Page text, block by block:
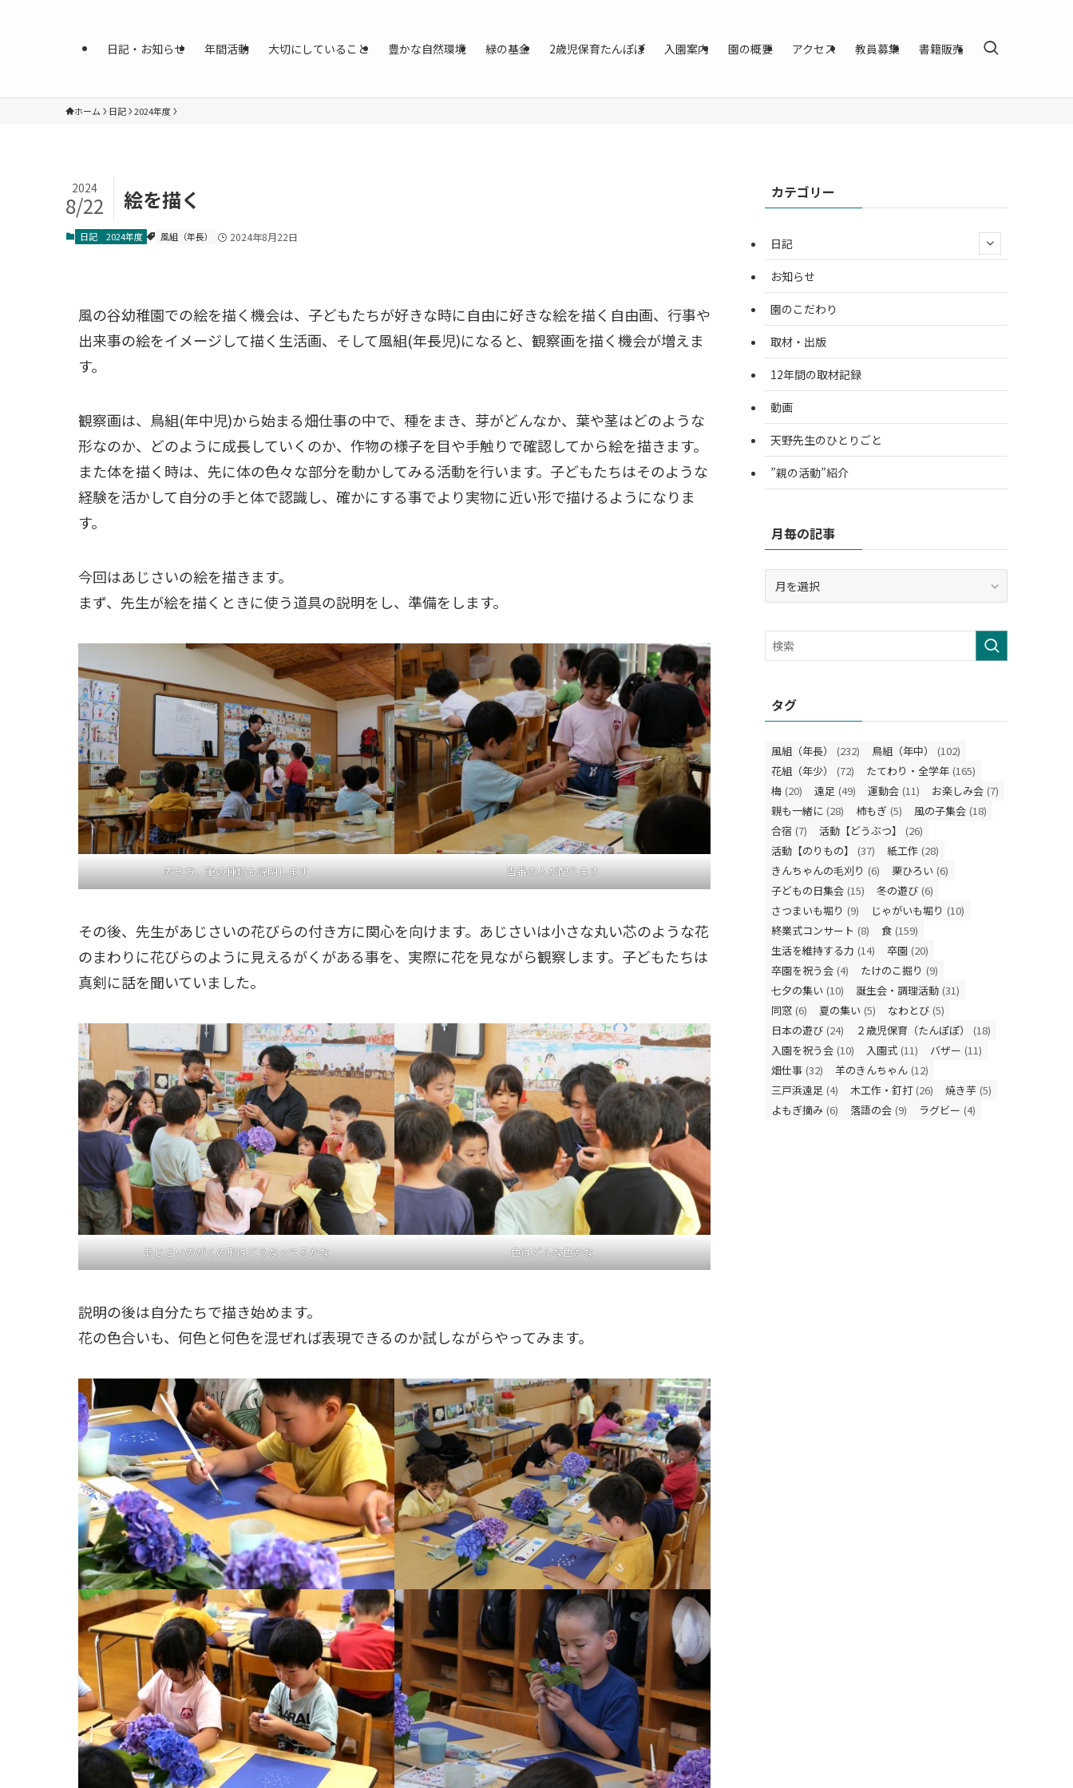
日記・お知らせ 年間活動 大切にしていること 豊かな自然環境 緑の基金 2歳児保育たんぽぽ 入園案内 園の概要 アクセス 教員募集 書籍販売
ホーム 日記 2024年度
絵を描く
2024
8/22
日記 2024年度 風組（年長） 2024年8月22日
風の谷幼稚園での絵を描く機会は、子どもたちが好きな時に自由に好きな絵を描く自由画、行事や
出来事の絵をイメージして描く生活画、そして風組(年長児)になると、観察画を描く機会が増えま
す。
観察画は、鳥組(年中児)から始まる畑仕事の中で、種をまき、芽がどんなか、葉や茎はどのような
形なのか、どのように成長していくのか、作物の様子を目や手触りで確認してから絵を描きます。
また体を描く時は、先に体の色々な部分を動かしてみる活動を行います。子どもたちはそのような
経験を活かして自分の手と体で認識し、確かにする事でより実物に近い形で描けるようになりま
す。
今回はあじさいの絵を描きます。
まず、先生が絵を描くときに使う道具の説明をし、準備をします。
置き方、筆の種類も説明します 当番の人が配ります
その後、先生があじさいの花びらの付き方に関心を向けます。あじさいは小さな丸い芯のような花
のまわりに花びらのように見えるがくがある事を、実際に花を見ながら観察します。子どもたちは
真剣に話を聞いていました。
あじさいのがくの形はどうなってるかな 色はどんな色かな
説明の後は自分たちで描き始めます。
花の色合いも、何色と何色を混ぜれば表現できるのか試しながらやってみます。
カテゴリー
日記
お知らせ
園のこだわり
取材・出版
12年間の取材記録
動画
天野先生のひとりごと
”親の活動”紹介
月毎の記事
記
事
タグ
風組（年長） (232) 鳥組（年中）
(102)
花組（年少）
(72) たてわり・全学年 (165)
梅 (20) 遠足 (49) 運動会 (11) お楽しみ会 (7)
親も一緒に (28) 柿もぎ (5) 風の子集会 (18)
合宿 (7) 活動【どうぶつ】
(26)
活動【のりもの】
(37) 紙工作 (28)
きんちゃんの毛刈り (6) 栗ひろい (6)
子どもの日集会 (15) 冬の遊び (6)
さつまいも堀り (9) じゃがいも堀り (10)
終業式コンサート (8) 食 (159)
生活を維持する力 (14) 卒園 (20)
卒園を祝う会 (4) たけのこ掘り (9)
七夕の集い (10) 誕生会・調理活動 (31)
同窓 (6) 夏の集い (5) なわとび (5)
日本の遊び (24) ２歳児保育（たんぽぽ）
(18)
入園を祝う会 (10) 入園式 (11) バザー (11)
畑仕事 (32) 羊のきんちゃん (12)
三戸浜遠足 (4) 木工作・釘打 (26) 焼き芋 (5)
よもぎ摘み (6) 落語の会 (9) ラグビー (4)